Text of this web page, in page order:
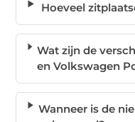
Hoeveel
Wat zijn de
en Volkswagen
Wanneer is de